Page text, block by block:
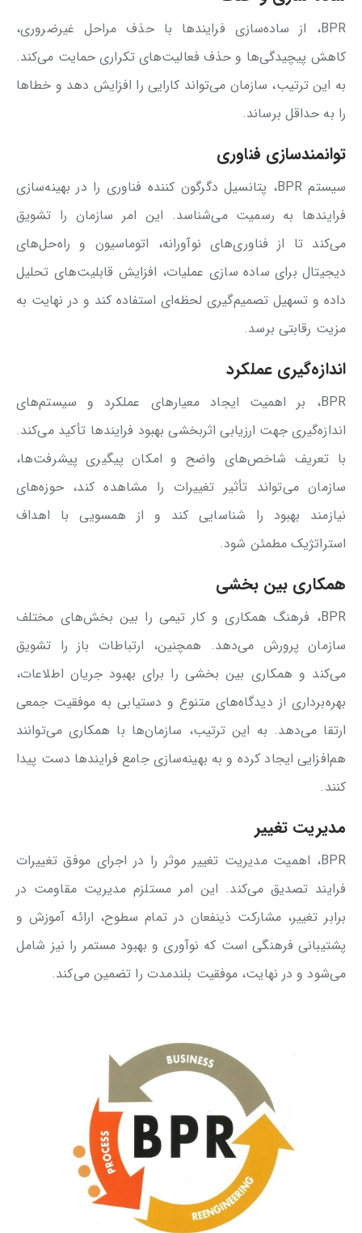
BPR، از ساده‌سازی فرایندها با حذف مراحل غیرضروری،
کاهش پیچیدگی‌ها و حذف فعالیت‌های تکراری حمایت می‌کند.
به این ترتیب، سازمان‌ می‌تواند کارایی را افزایش دهد و خطاها
را به حداقل برساند.
توانمندسازی فناوری
سیستم BPR، پتانسیل دگرگون کننده فناوری را در بهینه‌سازی
فرایندها به رسمیت می‌شناسد. این امر سازمان را تشویق
می‌کند تا از فناوری‌های نوآورانه، اتوماسیون و راه‌حل‌های
دیجیتال برای ساده‌ سازی عملیات، افزایش قابلیت‌های تحلیل
داده‌ و تسهیل تصمیم‌گیری لحظه‌ای استفاده کند و در نهایت به
مزیت رقابتی برسد.
اندازه‌گیری عملکرد
BPR، بر اهمیت ایجاد معیارهای عملکرد و سیستم‌های
اندازه‌گیری جهت ارزیابی اثربخشی بهبود فرایندها تأکید می‌کند.
با تعریف شاخص‌های واضح و امکان پیگیری پیشرفت‌ها،
سازمان‌ می‌تواند تأثیر تغییرات را مشاهده کند، حوزه‌های
نیازمند بهبود را شناسایی کند و از همسویی با اهداف
استراتژیک مطمئن شود.
همکاری بین بخشی
BPR، فرهنگ همکاری و کار تیمی را بین بخش‌های مختلف
سازمان پرورش می‌دهد. همچنین، ارتباطات باز را تشویق
می‌کند و همکاری بین بخشی را برای بهبود جریان اطلاعات،
بهره‌برداری از دیدگاه‌های متنوع و دستیابی به موفقیت جمعی
ارتقا می‌دهد. به این ترتیب، سازمان‌ها با همکاری می‌توانند
هم‌افزایی ایجاد کرده و به بهینه‌سازی جامع فرایندها دست پیدا
کنند.
مدیریت تغییر
BPR، اهمیت مدیریت تغییر موثر را در اجرای موفق تغییرات
فرایند تصدیق می‌کند. این امر مستلزم مدیریت مقاومت در
برابر تغییر، مشارکت ذینفعان در تمام سطوح، ارائه آموزش و
پشتیبانی فرهنگی است که نوآوری و بهبود مستمر را نیز شامل
می‌شود و در نهایت، موفقیت بلندمدت را تضمین می‌کند.